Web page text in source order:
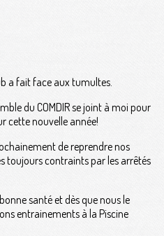
a fait face aux tumultes.
du COMDIR se joint à moi pour
cette nouvelle année!
de reprendre nos
toujours contraints par les arrêtés
santé et dès que nous le
entrainements à la Piscine